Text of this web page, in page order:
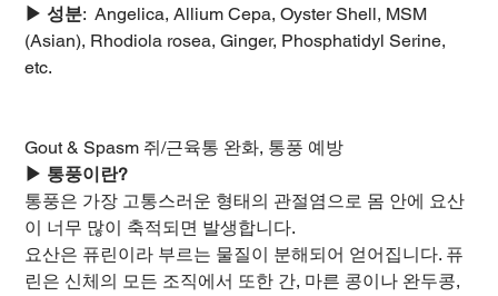
▶ 성분: Angelica, Allium Cepa, Oyster Shell, MSM
(Asian), Rhodiola rosea, Ginger, Phosphatidyl Serine,
etc.
Gout & Spasm 쥐/근육통 완화, 통풍 예방
▶ 통풍이란?
통풍은 가장 고통스러운 형태의 관절염으로 몸 안에 요산
이 너무 많이 축적되면 발생합니다.
요산은 퓨린이라 부르는 물질이 분해되어 얻어집니다. 퓨
린은 신체의 모든 조직에서 또한 간, 마른 콩이나 완두콩,